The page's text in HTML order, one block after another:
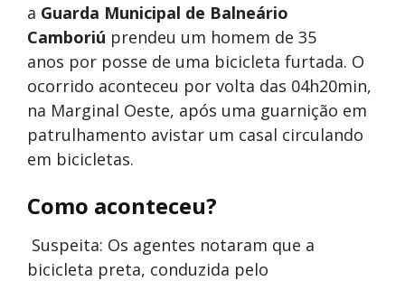
a Guarda Municipal de Balneário
Camboriú prendeu um homem de 35
anos por posse de uma bicicleta furtada. O
ocorrido aconteceu por volta das 04h20min,
na Marginal Oeste, após uma guarnição em
patrulhamento avistar um casal circulando
em bicicletas.
Como aconteceu?
Suspeita: Os agentes notaram que a
bicicleta preta, conduzida pelo